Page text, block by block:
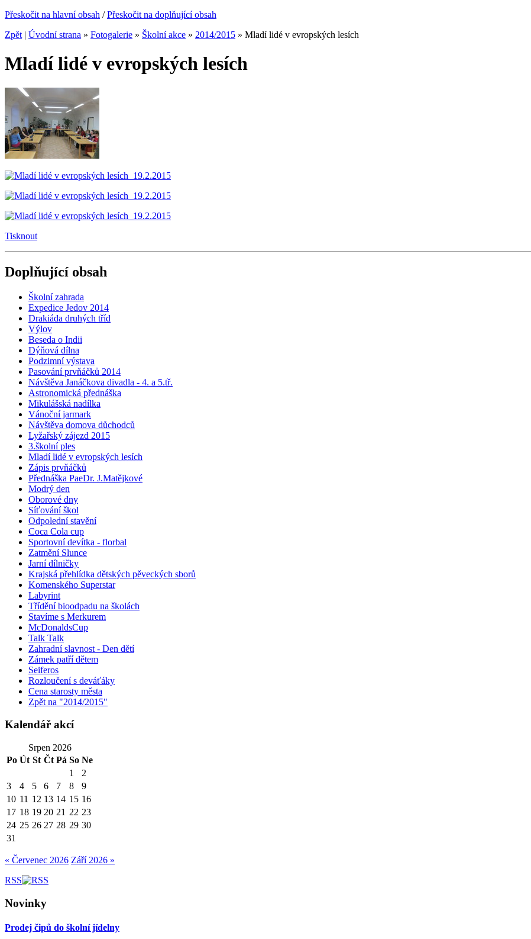
Přeskočit na hlavní obsah /Přeskočit na doplňující obsah
Zpět | Úvodní strana » Fotogalerie » Školní akce » 2014/2015 » Mladí lidé v evropských lesích
Mladí lidé v evropských lesích
Tisknout
Doplňující obsah
Školní zahrada
Expedice Jedov 2014
Drakiáda druhých tříd
Výlov
Beseda o Indii
Dýňová dílna
Podzimní výstava
Pasování prvňáčků 2014
Návštěva Janáčkova divadla - 4. a 5.tř.
Astronomická přednáška
Mikulášská nadílka
Vánoční jarmark
Návštěva domova důchodců
Lyžařský zájezd 2015
3.školní ples
Mladí lidé v evropských lesích
Zápis prvňáčků
Přednáška PaeDr. J.Matějkové
Modrý den
Oborové dny
Síťování škol
Odpolední stavění
Coca Cola cup
Sportovní devítka - florbal
Zatmění Slunce
Jarní dílničky
Krajská přehlídka dětských pěveckých sborů
Komenského Superstar
Labyrint
Třídění bioodpadu na školách
Stavíme s Merkurem
McDonaldsCup
Talk Talk
Zahradní slavnost - Den dětí
Zámek patří dětem
Seiferos
Rozloučení s deváťáky
Cena starosty města
Zpět na "2014/2015"
Kalendář akcí
Srpen 2026
Po Út St Čt Pá So Ne
1
2
3
4 5 6 7 8
9
10 11 12 13 14 15 16
17 18 19 20 21 22 23
24 25 26 27 28 29 30
31
« Červenec 2026 Září 2026 »
RSS
Novinky
Prodej čipů do školní jídelny